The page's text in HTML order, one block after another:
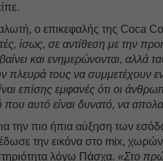
ο επικεφαλής της Cοca
ίσως, σε αντίθεση με την
και ενημερώνονται, αλλά
πλευρά τους να συμμετέχουν
επίσης εμφανές ότι οι
αυτό είναι δυνατό, να
την πιο ήπια αύξηση των
την εικόνα στο mix,
λόγω Πάσχα.«Στο